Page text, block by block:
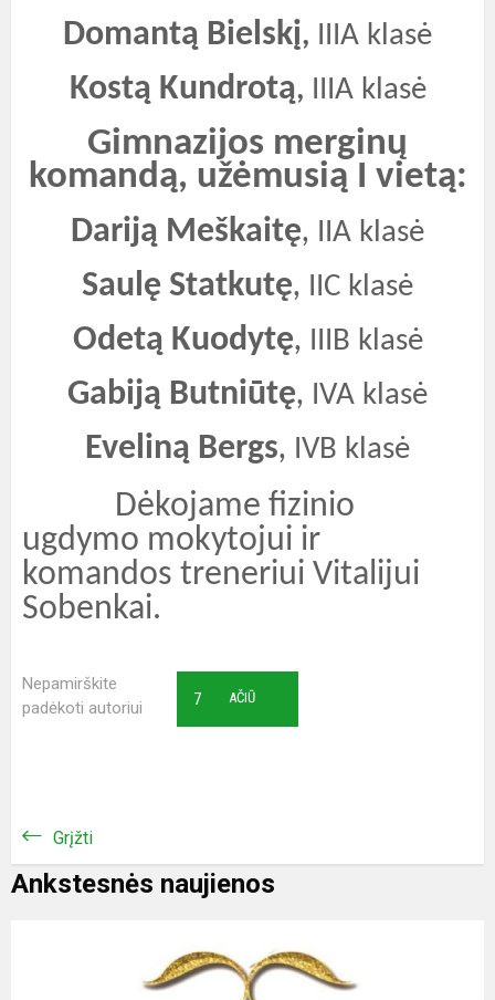
Domantą Bielskį, IIIA klasė
Kostą Kundrotą, IIIA klasė
Gimnazijos merginų
komandą, užėmusią I vietą:
Dariją Meškaitę, IIA klasė
Saulę Statkutę, IIC klasė
Odetą Kuodytę, IIIB klasė
Gabiją Butniūtę, IVA klasė
Eveliną Bergs, IVB klasė
Dėkojame fizinio
ugdymo mokytojui ir
komandos treneriui Vitalijui
Sobenkai.
Nepamirškite
padėkoti autoriui
AČIŪ
7
Grįžti
Ankstesnės naujienos